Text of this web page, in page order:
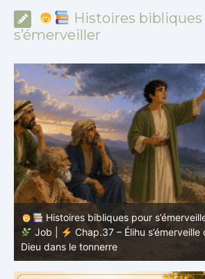
Histoires bibliques
s’émerveiller
Histoires bibliques pour
Job |
Chap.36 – Élihu continue
grandeur de Dieu